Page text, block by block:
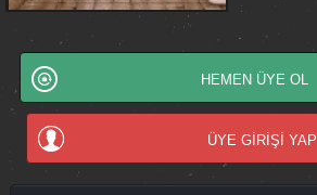
HEMEN ÜYE OL
ÜYE GİRİŞİ YAP